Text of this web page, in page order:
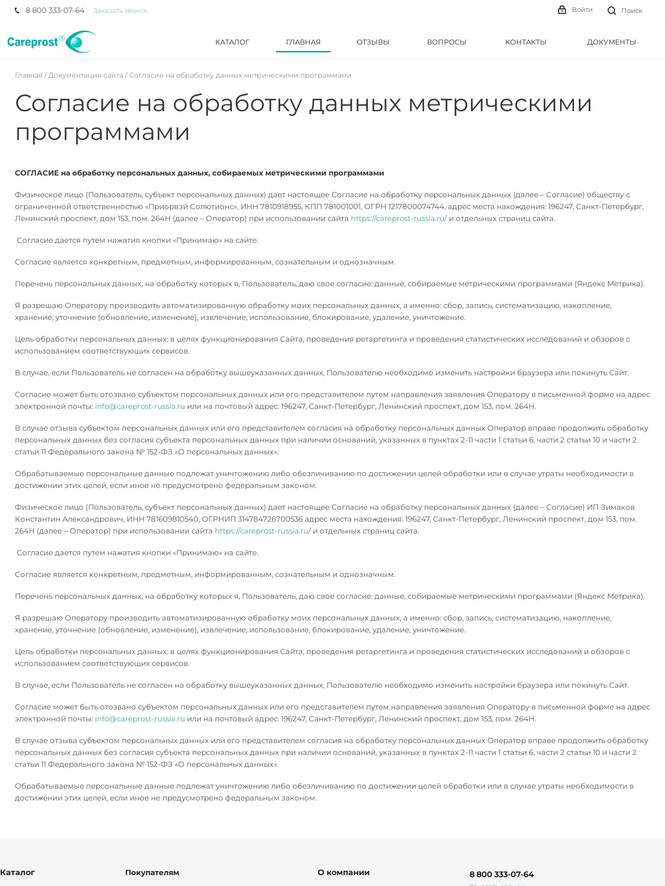
8 800 333-07-64 Заказать звонок Поиск
Войти
КАТАЛОГ ГЛАВНАЯ ОТЗЫВЫ ВОПРОСЫ КОНТАКТЫ ДОКУМЕНТЫ
Главная /Документация сайта / Согласие на обработку данных метрическими программами
Согласие на обработку данных метрическими
программами
СОГЛАСИЕ на обработку персональных данных, собираемых метрическими программами
Физическое лицо (Пользователь, субъект персональных данных) дает настоящее Согласие на обработку персональных данных (далее – Согласие) обществу с
ограниченной ответственностью «Приорвэй Солютионс», ИНН 7810918955, КПП 781001001, ОГРН 1217800074744, адрес места нахождения: 196247, Санкт-Петербург,
Ленинский проспект, дом 153, пом. 264Н (далее – Оператор) при использовании сайта https://careprost-russia.ru/и отдельных страниц сайта.
Согласие дается путем нажатия кнопки «Принимаю» на сайте.
Согласие является конкретным, предметным, информированным, сознательным и однозначным.
Перечень персональных данных, на обработку которых я, Пользователь, даю свое согласие: данные, собираемые метрическими программами (Яндекс Метрика).
Я разрешаю Оператору производить автоматизированную обработку моих персональных данных, а именно: сбор, запись, систематизацию, накопление,
хранение, уточнение (обновление, изменение), извлечение, использование, блокирование, удаление, уничтожение.
Цель обработки персональных данных: в целях функционирования Сайта, проведения ретаргетинга и проведения статистических исследований и обзоров с
использованием соответствующих сервисов.
В случае, если Пользователь не согласен на обработку вышеуказанных данных, Пользователю необходимо изменить настройки браузера или покинуть Сайт.
Согласие может быть отозвано субъектом персональных данных или его представителем путем направления заявления Оператору в письменной форме на адрес
электронной почты: info@careprost-russia.ru или на почтовый адрес: 196247, Санкт-Петербург, Ленинский проспект, дом 153, пом. 264Н.
В случае отзыва субъектом персональных данных или его представителем согласия на обработку персональных данных Оператор вправе продолжить обработку
персональных данных без согласия субъекта персональных данных при наличии оснований, указанных в пунктах 2-11 части 1 статьи 6, части 2 статьи 10 и части 2
статьи 11 Федерального закона № 152-ФЗ «О персональных данных».
Обрабатываемые персональные данные подлежат уничтожению либо обезличиванию по достижении целей обработки или в случае утраты необходимости в
достижении этих целей, если иное не предусмотрено федеральным законом.
Физическое лицо (Пользователь, субъект персональных данных) дает настоящее Согласие на обработку персональных данных (далее – Согласие) ИП Зимаков
Константин Александрович, ИНН 781609810540, ОГРНИП 314784726700536 адрес места нахождения: 196247, Санкт-Петербург, Ленинский проспект, дом 153, пом.
264Н (далее – Оператор) при использовании сайта https://careprost-russia.ru/и отдельных страниц сайта.
Согласие дается путем нажатия кнопки «Принимаю» на сайте.
Согласие является конкретным, предметным, информированным, сознательным и однозначным.
Перечень персональных данных, на обработку которых я, Пользователь, даю свое согласие: данные, собираемые метрическими программами (Яндекс Метрика).
Я разрешаю Оператору производить автоматизированную обработку моих персональных данных, а именно: сбор, запись, систематизацию, накопление,
хранение, уточнение (обновление, изменение), извлечение, использование, блокирование, удаление, уничтожение.
Цель обработки персональных данных: в целях функционирования Сайта, проведения ретаргетинга и проведения статистических исследований и обзоров с
использованием соответствующих сервисов.
В случае, если Пользователь не согласен на обработку вышеуказанных данных, Пользователю необходимо изменить настройки браузера или покинуть Сайт.
Согласие может быть отозвано субъектом персональных данных или его представителем путем направления заявления Оператору в письменной форме на адрес
электронной почты: info@careprost-russia.ru или на почтовый адрес: 196247, Санкт-Петербург, Ленинский проспект, дом 153, пом. 264Н.
В случае отзыва субъектом персональных данных или его представителем согласия на обработку персональных данных Оператор вправе продолжить обработку
персональных данных без согласия субъекта персональных данных при наличии оснований, указанных в пунктах 2-11 части 1 статьи 6, части 2 статьи 10 и части 2
статьи 11 Федерального закона № 152-ФЗ «О персональных данных».
Обрабатываемые персональные данные подлежат уничтожению либо обезличиванию по достижении целей обработки или в случае утраты необходимости в
достижении этих целей, если иное не предусмотрено федеральным законом.
Каталог Покупателям О компании 8 800 333-07-64